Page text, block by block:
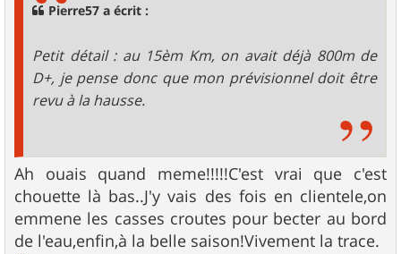
Pierre57 a écrit :
Petit détail : au 15èm Km, on avait déjà 800m de
D+, je pense donc que mon prévisionnel doit être
revu à la hausse.
Ah ouais quand meme!!!!!C'est vrai que c'est
chouette là bas..J'y vais des fois en clientele,on
emmene les casses croutes pour becter au bord
de l'eau,enfin,à la belle saison!Vivement la trace.